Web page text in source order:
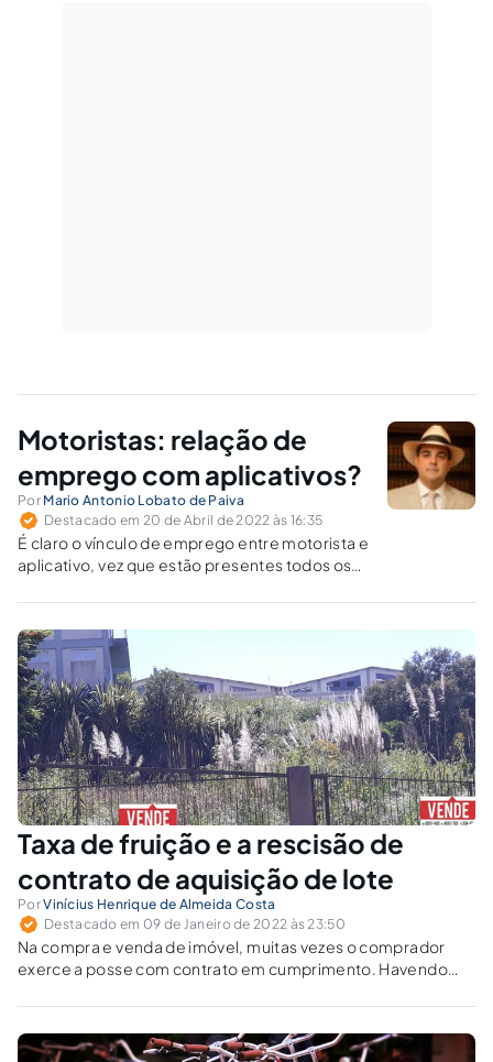
Motoristas: relação de
emprego com aplicativos?
Por Mario Antonio Lobato de Paiva
Destacado em 20 de Abril de 2022 às 16:35
É claro o vínculo de emprego entre motorista e
aplicativo, vez que estão presentes todos os
trabalho como a subordinação, não
eventualidade e remuneração.
Taxa de fruição e a rescisão de
contrato de aquisição de lote
PorVinícius Henrique de Almeida Costa
Destacado em 09 de Janeiro de 2022 às 23:50
Na compra e venda de imóvel, muitas vezes o comprador
exerce a posse com contrato em cumprimento. Havendo